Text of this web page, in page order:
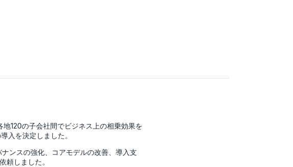
120の子会社間でビジネス上の相乗効果を
入を決定しました。
ンスの強化、コアモデルの改善、導入支
頼しました。